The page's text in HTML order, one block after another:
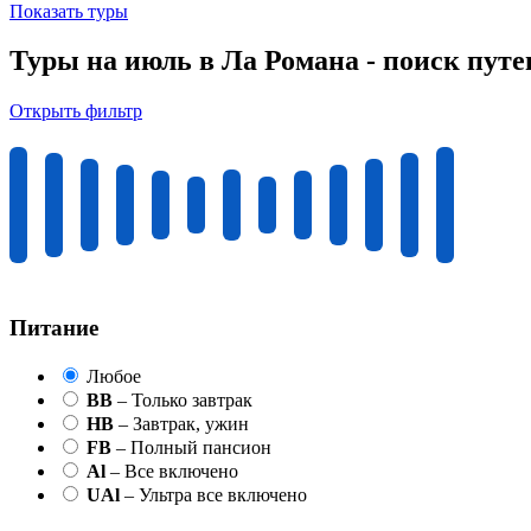
Показать туры
Туры на июль в Ла Романа - поиск
Открыть фильтр
Питание
Любое
BB – Только завтрак
HB – Завтрак, ужин
FB – Полный пансион
Al – Все включено
UAl – Ультра все включено